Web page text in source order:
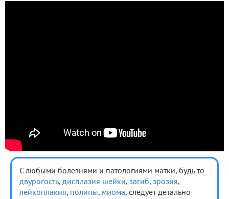
С любыми болезнями и патологиями матки, будь то
двурогость, дисплазия шейки, загиб, эрозия,
лейкоплакия, полипы, миома, следует детально